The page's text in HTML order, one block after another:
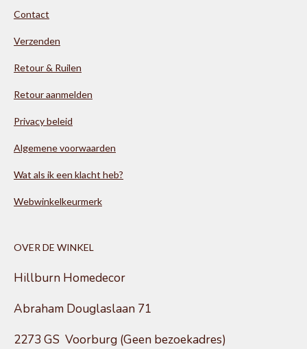
Contact
Verzenden
Retour & Ruilen
Retour aanmelden
Privacy beleid
Algemene voorwaarden
Wat als ik een klacht heb?
Webwinkelkeurmerk
OVER DE WINKEL
Hillburn Homedecor
Abraham Douglaslaan 71
2273 GS Voorburg (Geen bezoekadres)